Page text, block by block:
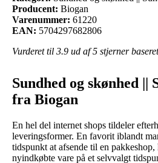
Producent: Biogan
Varenummer: 61220
EAN: 5704297682806
Vurderet til 3.9 ud af 5 stjerner
Sundhed og skønhed ||
fra Biogan
En hel del internet shops tildeler
leveringsformer. En favorit iblandt
tidspunkt at afsende til en
nyindkøbte vare på et selvvalgt